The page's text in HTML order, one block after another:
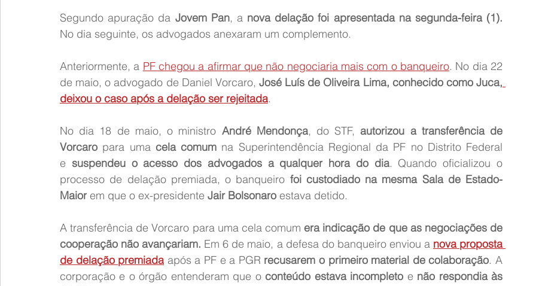
Segundo apuração da Jovem Pan, a nova delação foi apresentada na segunda-feira (1).
No dia seguinte, os advogados anexaram um complemento.
Anteriormente, a PF chegou a afirmar que não negociaria mais com o banqueiro. No dia 22
de maio, o advogado de Daniel Vorcaro, José Luís de Oliveira Lima, conhecido como Juca,
deixou o caso após a delação ser rejeitada.
No dia 18 de maio, o ministro André Mendonça, do STF, autorizou a transferência de
Vorcaro para uma cela comum na Superintendência Regional da PF no Distrito Federal
e suspendeu o acesso dos advogados a qualquer hora do dia. Quando oficializou o
processo de delação premiada, o banqueiro foi custodiado na mesma Sala de Estado-
Maior em que o ex-presidente Jair Bolsonaro estava detido.
A transferência de Vorcaro para uma cela comum era indicação de que as negociações de
cooperação não avançariam. Em 6 de maio, a defesa do banqueiro enviou a nova proposta
de delação premiada após a PF e a PGR recusarem o primeiro material de colaboração. A
corporação e o órgão entenderam que o conteúdo estava incompleto e não respondia às